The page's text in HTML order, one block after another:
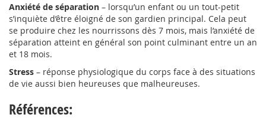
Anxiété de séparation – lorsqu’un enfant ou un tout-petit
s’inquiète d’être éloigné de son gardien principal. Cela peut
se produire chez les nourrissons dès 7 mois, mais l’anxiété de
séparation atteint en général son point culminant entre un an
et 18 mois.
Stress – réponse physiologique du corps face à des situations
de vie aussi bien heureuses que malheureuses.
Références: